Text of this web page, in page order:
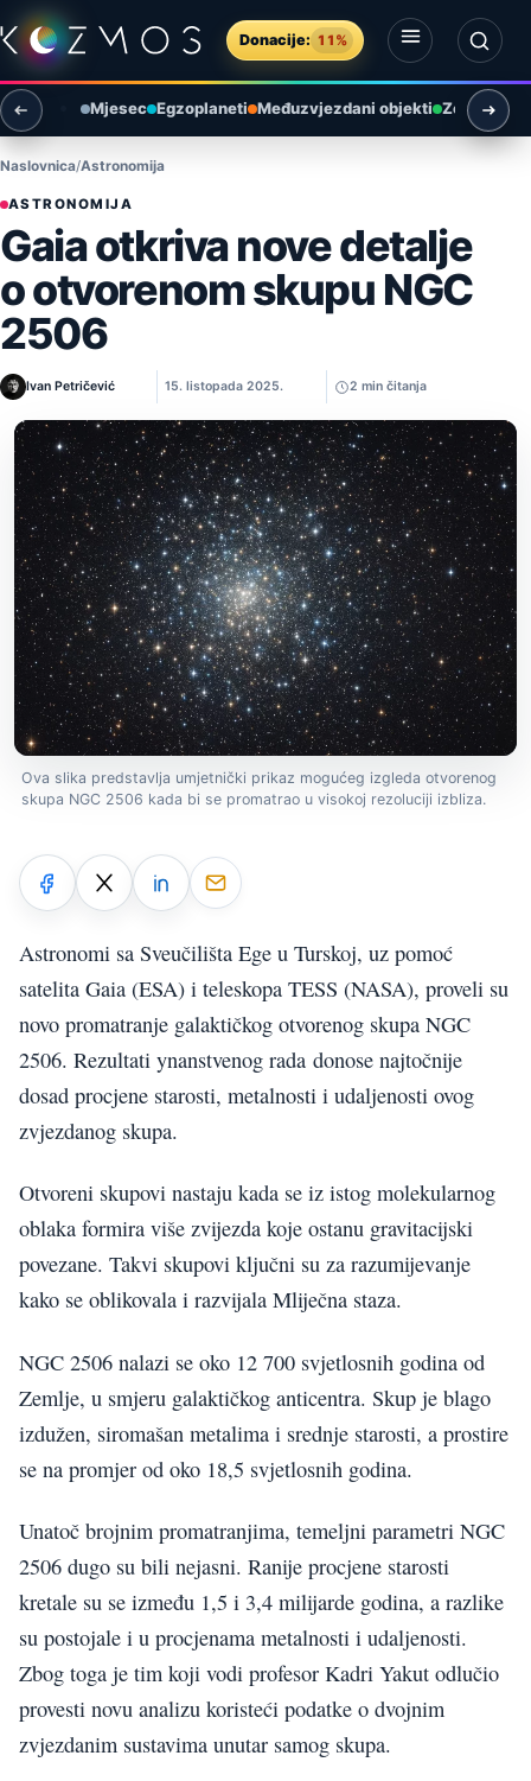
Preskoči na sadržaj
Donacije: 11%
Otvori izbornik
Otvori pretragu
Mjesec Egzoplaneti Međuzvjezdani objekti Zemlja i
Naslovnica Astronomija
ASTRONOMIJA
Gaia otkriva nove detalje
o otvorenom skupu NGC
2506
Ivan Petričević 15. listopada 2025. 2 min čitanja
Ova slika predstavlja umjetnički prikaz mogućeg izgleda otvorenog
skupa NGC 2506 kada bi se promatrao u visokoj rezoluciji izbliza.
Astronomi sa Sveučilišta Ege u Turskoj, uz pomoć
satelita Gaia (ESA) i teleskopa TESS (NASA), proveli su
novo promatranje galaktičkog otvorenog skupa NGC
2506. Rezultati ynanstvenog rada donose najtočnije
dosad procjene starosti, metalnosti i udaljenosti ovog
zvjezdanog skupa.
Otvoreni skupovi nastaju kada se iz istog molekularnog
oblaka formira više zvijezda koje ostanu gravitacijski
povezane. Takvi skupovi ključni su za razumijevanje
kako se oblikovala i razvijala Mliječna staza.
NGC 2506 nalazi se oko 12 700 svjetlosnih godina od
Zemlje, u smjeru galaktičkog anticentra. Skup je blago
izdužen, siromašan metalima i srednje starosti, a prostire
se na promjer od oko 18,5 svjetlosnih godina.
Unatoč brojnim promatranjima, temeljni parametri NGC
2506 dugo su bili nejasni. Ranije procjene starosti
kretale su se između 1,5 i 3,4 milijarde godina, a razlike
su postojale i u procjenama metalnosti i udaljenosti.
Zbog toga je tim koji vodi profesor Kadri Yakut odlučio
provesti novu analizu koristeći podatke o dvojnim
zvjezdanim sustavima unutar samog skupa.